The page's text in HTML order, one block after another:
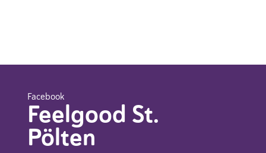
Facebook
Feelgood St.
Pölten